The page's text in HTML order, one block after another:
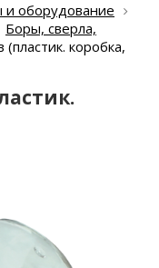
оборудование
Боры, сверла,
коробка,